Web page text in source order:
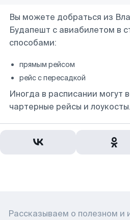
Вы можете добраться из
Будапешт с авиабилетом в
способами:
прямым рейсом
рейс с пересадкой
Иногда в расписании могут
чартерные рейсы и лоукосты.
Рассказываем о полезном и